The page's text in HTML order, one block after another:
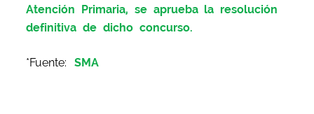
Atención Primaria, se aprueba la resolución
definitiva de dicho concurso.
*Fuente: SMA